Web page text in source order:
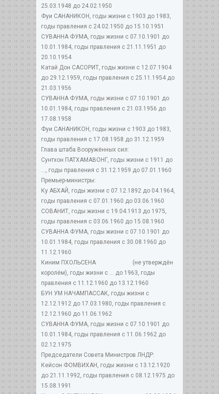
25.03.1948 до 24.02.1950
Фуи САНАНИКОН, годы жизни с 1903 до 1983,
годы правления с 24.02.1950 до 15.10.1951
СУВАННА ФУМА, годы жизни с 07.10.1901 до
10.01.1984, годы правления с 21.11.1951 до
20.10.1954
Катай Дон САСОРИТ, годы жизни с 12.07.1904
до 29.12.1959, годы правления с 25.11.1954 до
21.03.1956
СУВАННА ФУМА, годы жизни с 07.10.1901 до
10.01.1984, годы правления с 21.03.1956 до
17.08.1958
Фуи САНАНИКОН, годы жизни с 1903 до 1983,
годы правления с 17.08.1958 до 31.12.1959
Глава штаба Вооружённых сил:
Сунтхон ПАТХАМАВОНГ, годы жизни с 1911 до
..., годы правления с 31.12.1959 до 07.01.1960
Премьер-министры:
Ку АБХАЙ, годы жизни с 07.12.1892 до 04.1964,
годы правления с 07.01.1960 до 03.06.1960
СОВАНИТ, годы жизни с 19.04.1913 до 1975,
годы правления с 03.06.1960 до 15.08.1960
СУВАННА ФУМА, годы жизни с 07.10.1901 до
10.01.1984, годы правления с 30.08.1960 до
11.12.1960
Киним ПХОЛЬСЕНА (не утверждён
королём), годы жизни с ... до 1963, годы
правления с 11.12.1960 до 13.12.1960
БУН УМ НАЧАМПАССАК, годы жизни с
12.12.1912 до 17.03.1980, годы правления с
12.12.1960 до 11.06.1962
СУВАННА ФУМА, годы жизни с 07.10.1901 до
10.01.1984, годы правления с 11.06.1962 до
02.12.1975
Председатели Совета Министров ЛНДР:
Кейсон ФОМВИХАН, годы жизни с 13.12.1920
до 21.11.1992, годы правления с 08.12.1975 до
15.08.1991